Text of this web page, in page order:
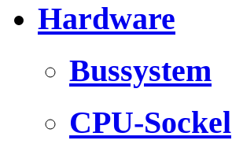
Hardware
Bussystem
CPU-Sockel